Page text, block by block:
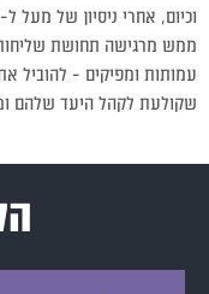
ממש מרגישה תחושת
עמותות ומפיקים – להוביל
שקולעת לקהל היעד שלהם